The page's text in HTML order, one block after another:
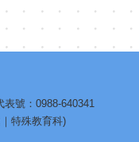
表號：0988-640341
特殊教育科)